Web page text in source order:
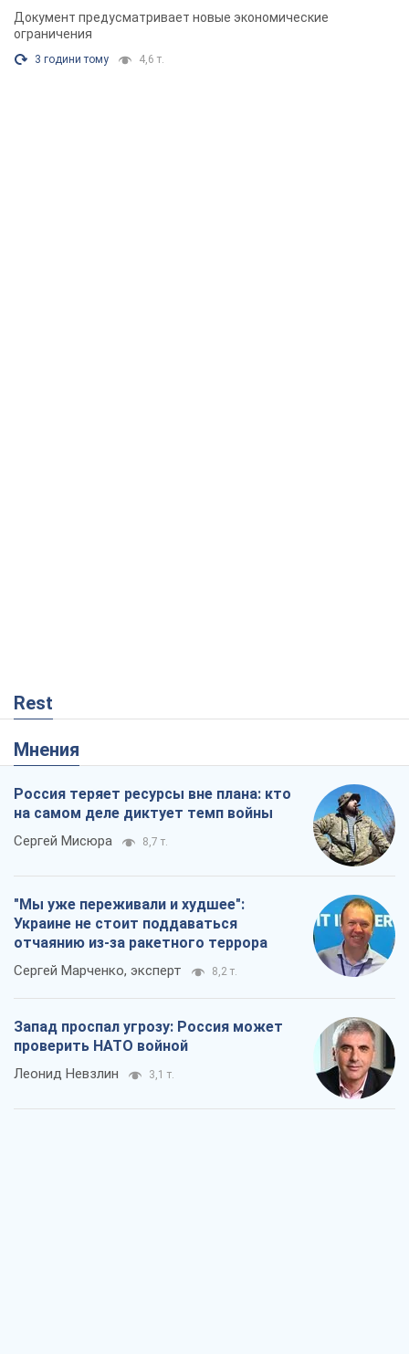
Документ предусматривает новые экономические
ограничения
3 години тому 4,6 т.
Rest
Мнения
Россия теряет ресурсы вне плана: кто
на самом деле диктует темп войны
Сергей Мисюра 8,7 т.
"Мы уже переживали и худшее":
Украине не стоит поддаваться
отчаянию из-за ракетного террора
Сергей Марченко, эксперт 8,2 т.
Запад проспал угрозу: Россия может
проверить НАТО войной
Леонид Невзлин 3,1 т.